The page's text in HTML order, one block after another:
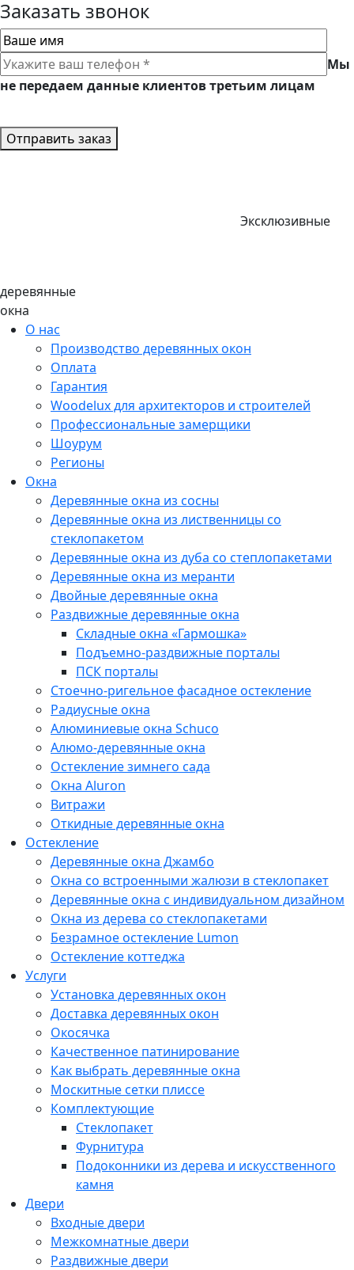
Заказать звонок
Мы
не передаем данные клиентов третьим лицам
Отправить заказ
Эксклюзивные
деревянные
окна
О нас
Производство деревянных окон
Оплата
Гарантия
Woodelux для архитекторов и строителей
Профессиональные замерщики
Шоурум
Регионы
Окна
Деревянные окна из сосны
Деревянные окна из лиственницы со
стеклопакетом
Деревянные окна из дуба со степлопакетами
Деревянные окна из меранти
Двойные деревянные окна
Раздвижные деревянные окна
Складные окна «Гармошка»
Подъемно-раздвижные порталы
ПСК порталы
Стоечно-ригельное фасадное остекление
Радиусные окна
Алюминиевые окна Schuco
Алюмо-деревянные окна
Остекление зимнего сада
Окна Aluron
Витражи
Откидные деревянные окна
Остекление
Деревянные окна Джамбо
Окна со встроенными жалюзи в стеклопакет
Деревянные окна с индивидуальном дизайном
Окна из дерева со стеклопакетами
Безрамное остекление Lumon
Остекление коттеджа
Услуги
Установка деревянных окон
Доставка деревянных окон
Окосячка
Качественное патинирование
Как выбрать деревянные окна
Москитные сетки плиссе
Комплектующие
Стеклопакет
Фурнитура
Подоконники из дерева и искусственного
камня
Двери
Входные двери
Межкомнатные двери
Раздвижные двери